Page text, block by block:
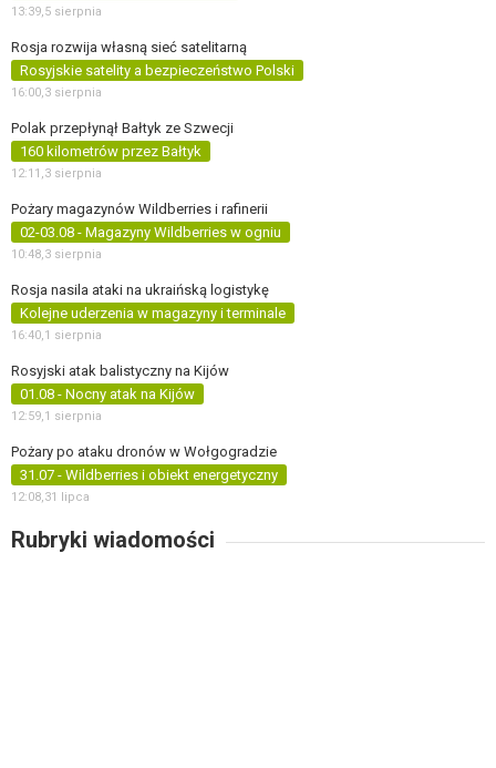
13:39,5 sierpnia
Rosja rozwija własną sieć satelitarną
Rosyjskie satelity a bezpieczeństwo Polski
16:00,3 sierpnia
Polak przepłynął Bałtyk ze Szwecji
160 kilometrów przez Bałtyk
12:11,3 sierpnia
Pożary magazynów Wildberries i rafinerii
02-03.08 - Magazyny Wildberries w ogniu
10:48,3 sierpnia
Rosja nasila ataki na ukraińską logistykę
Kolejne uderzenia w magazyny i terminale
16:40,1 sierpnia
Rosyjski atak balistyczny na Kijów
01.08 - Nocny atak na Kijów
12:59,1 sierpnia
Pożary po ataku dronów w Wołgogradzie
31.07 - Wildberries i obiekt energetyczny
12:08,31 lipca
Rubryki wiadomości